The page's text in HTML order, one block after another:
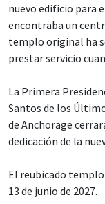
nuevo edificio para
encontraba un
templo original ha
prestar servicio
La Primera
Santos de los
de Anchorage
dedicación de la
El reubicado
13 de junio de 2027.